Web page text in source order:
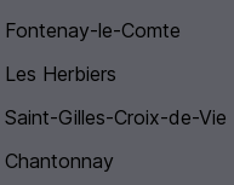
Fontenay-le-Comte
Les Herbiers
Saint-Gilles-Croix-de-Vie
Chantonnay